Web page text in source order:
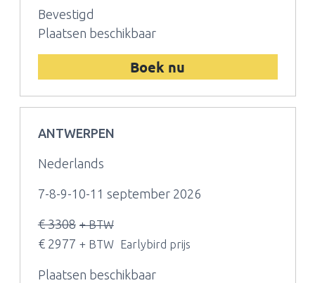
Bevestigd
Plaatsen beschikbaar
Boek nu
ANTWERPEN
Nederlands
7-8-9-10-11 september 2026
€ 3308 + BTW
€ 2977 + BTW Earlybird prijs
Plaatsen beschikbaar